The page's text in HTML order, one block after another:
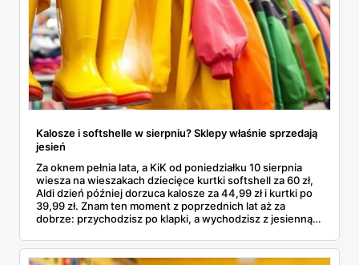
Kalosze i softshelle w sierpniu? Sklepy właśnie sprzedają
jesień
Za oknem pełnia lata, a KiK od poniedziałku 10 sierpnia
wiesza na wieszakach dziecięce kurtki softshell za 60 zł,
Aldi dzień później dorzuca kalosze za 44,99 zł i kurtki po
39,99 zł. Znam ten moment z poprzednich lat aż za
dobrze: przychodzisz po klapki, a wychodzisz z jesienną
pojawi się w gazetkach w przyszłym tygodniu i czy jest
sens kupować jesień, zanim skończą się wakacje.